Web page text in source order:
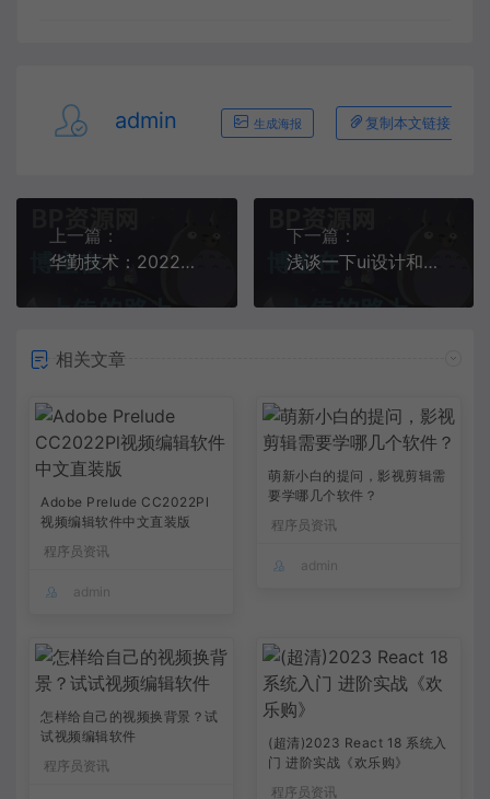
admin 生成海报 复制本文链接
上一篇：
华勤技术：2022年公司数据业务实现营收5倍增长
下一篇：
浅谈一下ui设计和ue设计区别
相关文章
Adobe Prelude CC2022Pl
视频编辑软件中文直装版
程序员资讯
admin
萌新小白的提问，影视剪辑需
要学哪几个软件？
程序员资讯
admin
怎样给自己的视频换背景？试
试视频编辑软件
程序员资讯
(超清)2023 React 18 系统入
门 进阶实战《欢乐购》
程序员资讯